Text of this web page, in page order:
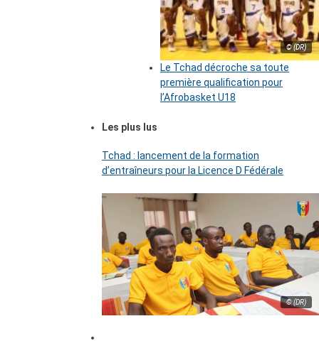
© (DR)
Le Tchad décroche sa toute
première qualification pour
l’Afrobasket U18
Les plus lus
Tchad : lancement de la formation
d’entraîneurs pour la Licence D Fédérale
© (DR)